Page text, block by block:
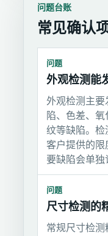
问题台账
常见确认
问题
外观检测能
外观检测主要
陷、色差、
纹等缺陷。检
客户提供的
要缺陷会单独
问题
尺寸检测的
常规尺寸检测